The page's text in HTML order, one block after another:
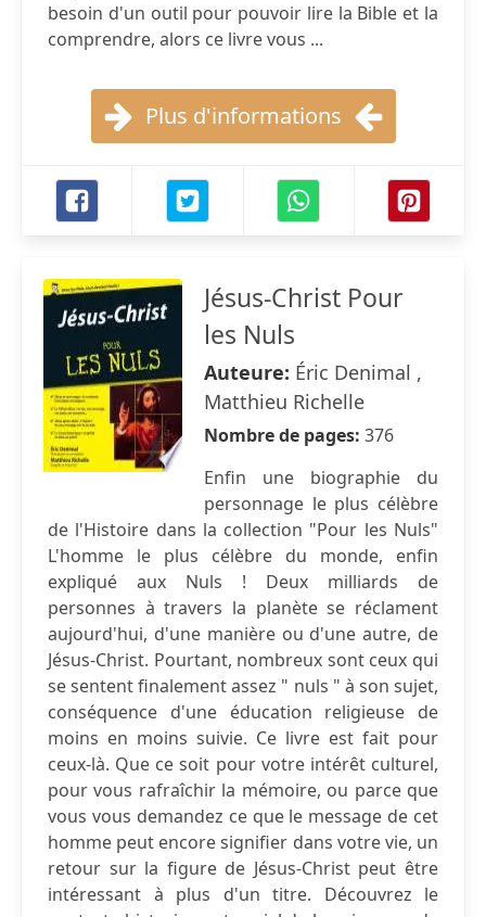
besoin d'un outil pour pouvoir lire la Bible et la
comprendre, alors ce livre vous ...
Plus d'informations
Jésus-Christ Pour
les Nuls
Auteure: Éric Denimal ,
Matthieu Richelle
Nombre de pages: 376
Enfin une biographie du
personnage le plus célèbre
de l'Histoire dans la collection "Pour les Nuls"
L'homme le plus célèbre du monde, enfin
expliqué aux Nuls ! Deux milliards de
personnes à travers la planète se réclament
aujourd'hui, d'une manière ou d'une autre, de
Jésus-Christ. Pourtant, nombreux sont ceux qui
se sentent finalement assez " nuls " à son sujet,
conséquence d'une éducation religieuse de
moins en moins suivie. Ce livre est fait pour
ceux-là. Que ce soit pour votre intérêt culturel,
pour vous rafraîchir la mémoire, ou parce que
vous vous demandez ce que le message de cet
homme peut encore signifier dans votre vie, un
retour sur la figure de Jésus-Christ peut être
intéressant à plus d'un titre. Découvrez le